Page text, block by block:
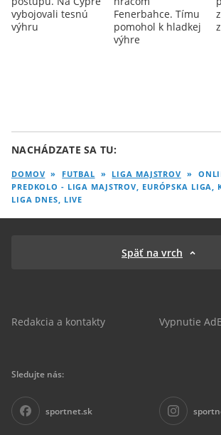
vybojovali tesnú
výhru
Fenerbahce. Tímu
pomohol k hladkej
výhre
NACHÁDZATE SA TU:
DOMOV » FUTBAL » LIGA MAJSTROV »
PREDKOLO - LIGA MAJSTROV, EURÓPSKA LIGA,
LIGA DNES, LIVE
Späť na vrch
Redakcia a kontakty Vypnutie
Sledujte nás:
sportnet.sk